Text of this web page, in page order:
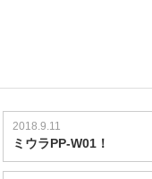
2018.9.11
ミウラPP-W01！